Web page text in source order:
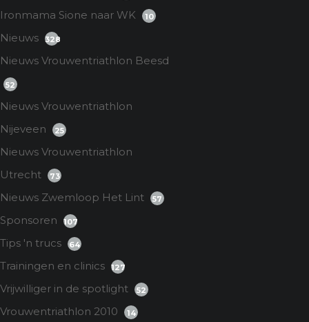
Ironmama Sione naar WK 10
Nieuws 328
Nieuws Vrouwentriathlon Beesd
52
Nieuws Vrouwentriathlon
Nijeveen
25
Nieuws Vrouwentriathlon
Utrecht
73
Nieuws Zwemloop Het Lint 57
Sponsoren 107
Tips 'n trucs 64
Trainingen en clinics 127
Vrijwilliger in de spotlight 52
Vrouwentriathlon 2010 14